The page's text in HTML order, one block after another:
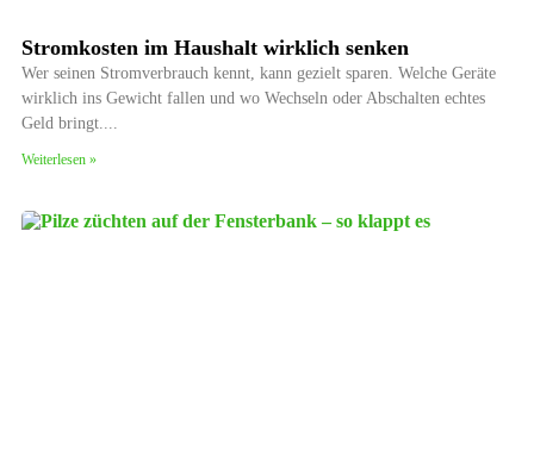
Stromkosten im Haushalt wirklich senken
Wer seinen Stromverbrauch kennt, kann gezielt sparen. Welche Geräte
wirklich ins Gewicht fallen und wo Wechseln oder Abschalten echtes
Geld bringt.
Weiterlesen »